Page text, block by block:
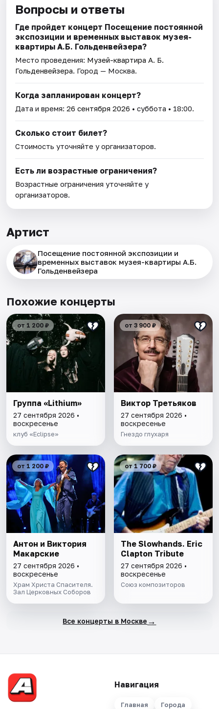
Вопросы и ответы
Где пройдет концерт Посещение постоянной
экспозиции и временных выставок музея-
квартиры А.Б. Гольденвейзера?
Место проведения: Музей-квартира А. Б.
Гольденвейзера. Город — Москва.
Когда запланирован концерт?
Дата и время:26 сентября 2026 • суббота • 18:00.
Сколько стоит билет?
Стоимость уточняйте у организаторов.
Есть ли возрастные ограничения?
Возрастные ограничения уточняйте у
организаторов.
Артист
Посещение постоянной экспозиции и
временных выставок музея-квартиры А.Б.
Гольденвейзера
Похожие концерты
от 1 200 ₽
Группа «Lithium»
27 сентября 2026 •
воскресенье
клуб «Eclipse»
от 3 900 ₽
Виктор Третьяков
27 сентября 2026 •
воскресенье
Гнездо глухаря
от 1 200 ₽
Антон и Виктория
Макарские
27 сентября 2026 •
воскресенье
Храм Христа Спасителя.
Зал Церковных Соборов
от 1 700 ₽
The Slowhands. Eric
Clapton Tribute
27 сентября 2026 •
воскресенье
Союз композиторов
Все концерты в Москве →
Навигация
Главная Города